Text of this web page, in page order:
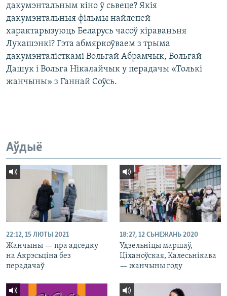
дакумэнтальным кіно ў сьвеце? Якія
дакумэнтальныя фільмы найлепей
характарызуюць Беларусь часоў кіраваньня
Лукашэнкі? Гэта абмяркоўваем з трыма
дакумэнталісткамі Вольгай Абрамчык, Вольгай
Дашук і Вольга Нікалайчык у перадачы «Толькі
жанчыны» з Ганнай Соўсь.
Аўдыё
22:12, 15 ЛЮТЫ 2021
Жанчыны — пра адседку
на Акрэсьціна без
перадачаў
18:27, 12 СЬНЕЖАНЬ 2020
Удзельніцы маршаў,
Ціханоўская, Калесьнікава
— жанчыны году